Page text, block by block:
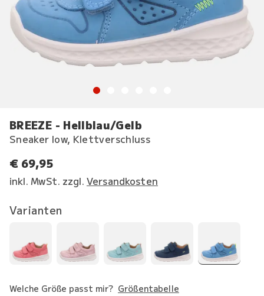
BREEZE - Hellblau/Gelb
Sneaker low, Klettverschluss
€ 69,95
inkl. MwSt. zzgl. Versandkosten
Varianten
Welche Größe passt mir? Größentabelle